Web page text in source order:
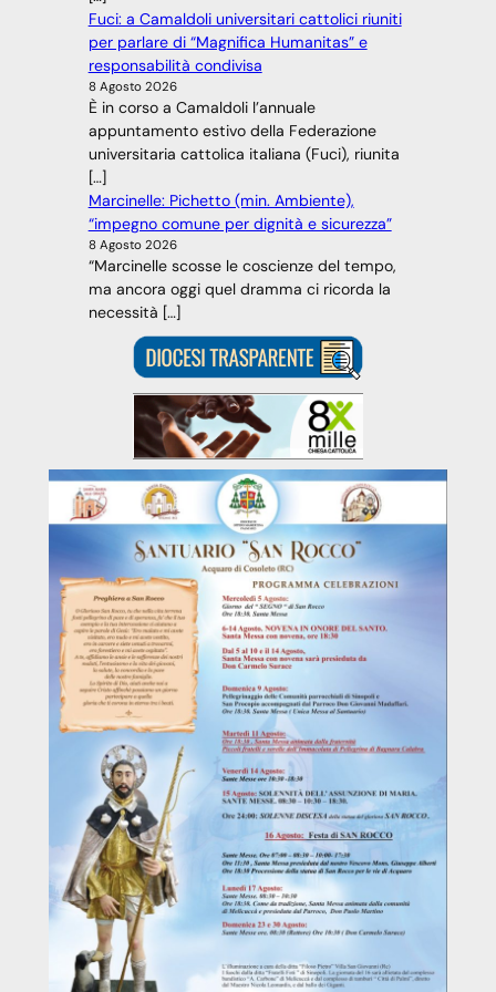
Fuci: a Camaldoli universitari cattolici riuniti
per parlare di “Magnifica Humanitas” e
responsabilità condivisa
8 Agosto 2026
È in corso a Camaldoli l’annuale
appuntamento estivo della Federazione
universitaria cattolica italiana (Fuci), riunita
[…]
Marcinelle: Pichetto (min. Ambiente),
“impegno comune per dignità e sicurezza”
8 Agosto 2026
“Marcinelle scosse le coscienze del tempo,
ma ancora oggi quel dramma ci ricorda la
necessità […]